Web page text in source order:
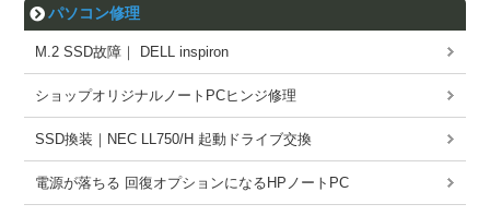
パソコン修理
M.2 SSD故障｜ DELL inspiron
ショップオリジナルノートPCヒンジ修理
SSD換装｜NEC LL750/H 起動ドライブ交換
電源が落ちる 回復オプションになるHPノートPC